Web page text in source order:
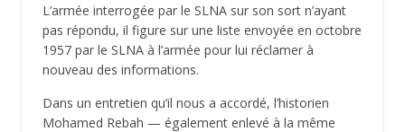
L’armée interrogée par le SLNA sur son sort n’ayant
pas répondu, il figure sur une liste envoyée en octobre
1957 par le SLNA à l’armée pour lui réclamer à
nouveau des informations.
Dans un entretien qu’il nous a accordé, l’historien
Mohamed Rebah — également enlevé à la même